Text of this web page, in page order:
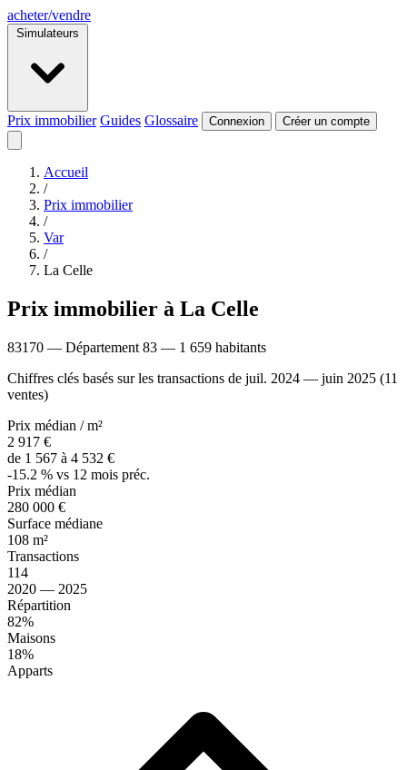
acheter/vendre
Simulateurs
Prix immobilier Guides Glossaire Connexion Créer un compte
Accueil
/
Prix immobilier
/
Var
/
La Celle
Prix immobilier à La Celle
83170 — Département 83 — 1 659 habitants
Chiffres clés basés sur les transactions de juil. 2024 — juin 2025 (11
ventes)
Prix médian / m²
2 917 €
de 1 567 à 4 532 €
-15.2 % vs 12 mois préc.
Prix médian
280 000 €
Surface médiane
108 m²
Transactions
114
2020 — 2025
Répartition
82%
Maisons
18%
Apparts